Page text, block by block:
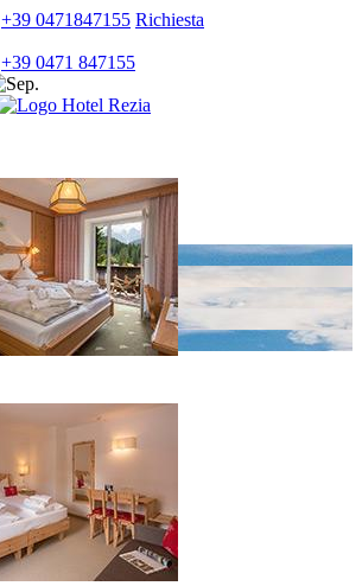
+39 0471847155 Richiesta
+39 0471 847155